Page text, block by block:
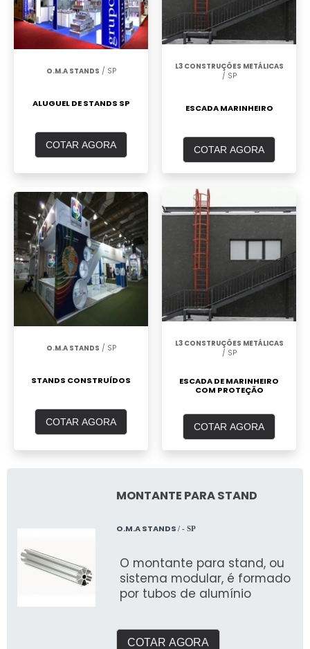
O.M.A STANDS / SP
ALUGUEL DE STANDS SP
COTAR AGORA
L3 CONSTRUÇÕES METÁLICAS
/ SP
ESCADA MARINHEIRO
COTAR AGORA
O.M.A STANDS / SP
STANDS CONSTRUÍDOS
COTAR AGORA
L3 CONSTRUÇÕES METÁLICAS
/ SP
ESCADA DE MARINHEIRO
COM PROTEÇÃO
COTAR AGORA
MONTANTE PARA STAND
O.M.A STANDS / - SP
O montante para stand, ou
sistema modular, é formado
por tubos de alumínio
COTAR AGORA